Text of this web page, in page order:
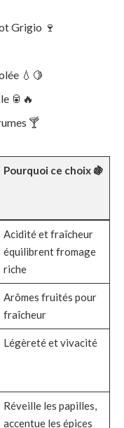
Grigio 🍷
💧🍋
🥫🔥
🍸
Pourquoi ce choix 🍇
Acidité et fraîcheur
équilibrent fromage
riche
Arômes fruités pour
fraîcheur
Légèreté et vivacité
Réveille les papilles,
accentue les épices